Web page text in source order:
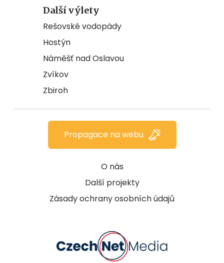
Další výlety
Rešovské vodopády
Hostýn
Náměšť nad Oslavou
Zvíkov
Zbiroh
O nás
Další projekty
Zásady ochrany osobních údajů
Propagace na webu